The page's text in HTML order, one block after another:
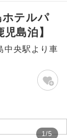
テルパ
島泊】
中央駅より車
1/5
終日出発空港
します。
内での観光案内
。